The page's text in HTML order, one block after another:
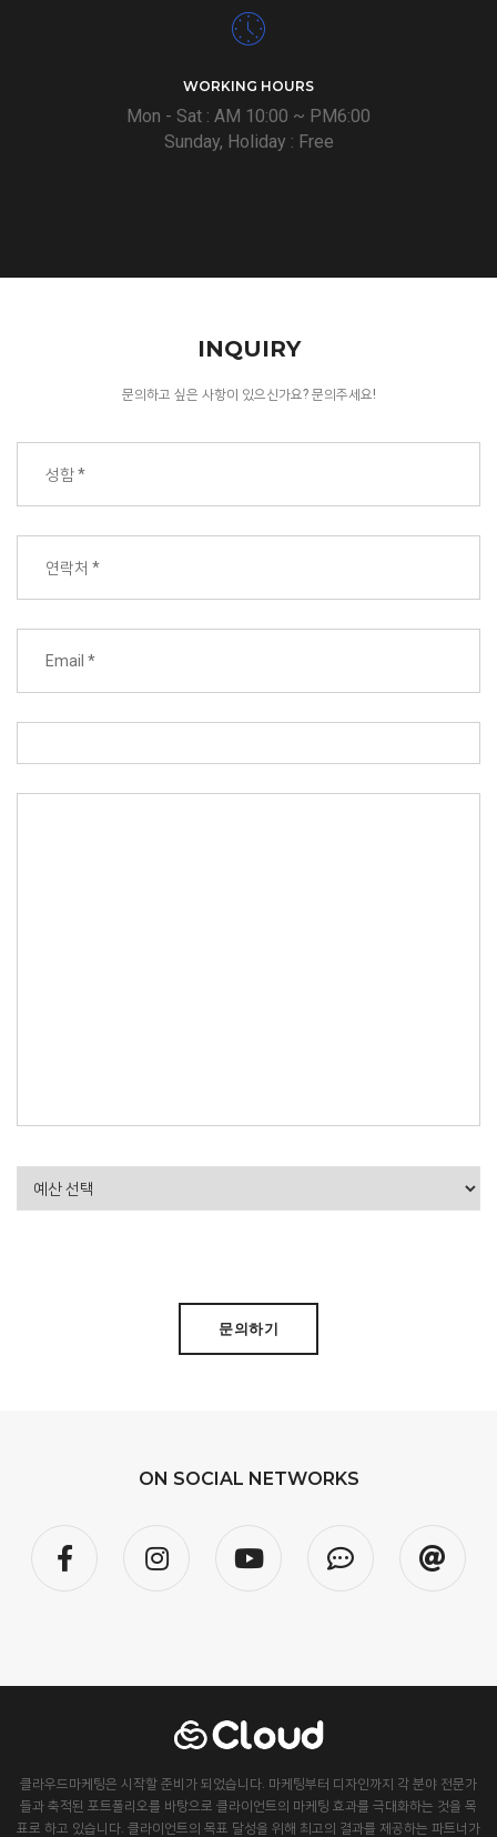
WORKING HOURS
Mon - Sat : AM 10:00 ~ PM6:00
Sunday, Holiday : Free
INQUIRY
문의하고 싶은 사항이 있으신가요? 문의주세요!
문의하기
ON SOCIAL NETWORKS
클라우드마케팅은 시작할 준비가 되었습니다. 마케팅부터 디자인까지 각 분야 전문가
들과 축적된 포트폴리오를 바탕으로 클라이언트의 마케팅 효과를 극대화하는 것을 목
표로 하고 있습니다. 클라이언트의 목표 달성을 위해 최고의 결과를 제공하는 파트너가